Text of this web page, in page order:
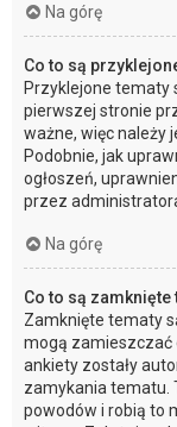
Na górę
Co to są
Przyklejone tematy
pierwszej stronie
ważne, więc należy
Podobnie, jak
ogłoszeń,
przez
Na górę
Co to są zamknięte
Zamknięte tematy
mogą zamieszczać
ankiety zostały
zamykania tematu.
powodów i robią to